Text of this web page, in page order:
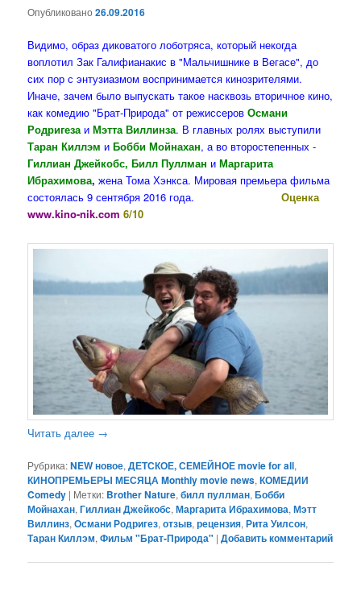
Опубликовано26.09.2016
Видимо, образ диковатого лоботряса, который некогда
воплотил Зак Галифианакис в "Мальчишнике в Вегасе", до
сих пор с энтузиазмом воспринимается кинозрителями.
Иначе, зачем было выпускать такое насквозь вторичное кино,
как комедию "Брат-Природа" от режиссеровОсмани
Родригеза и Мэтта Виллинза. В главных ролях выступили
Таран Киллэм иБобби Мойнахан, а во второстепенных -
Гиллиан Джейкобс, Билл Пуллман иМаргарита
Ибрахимова, жена Тома Хэнкса. Мировая премьера фильма
состоялась 9 сентября 2016 года.
Оценка
www.kino-nik.com6/10
Читать далее →
Рубрика:NEW новое,ДЕТСКОЕ, СЕМЕЙНОЕ movie for all,
КИНОПРЕМЬЕРЫ МЕСЯЦА Monthly movie news,КОМЕДИИ
Comedy | Метки: Brother Nature,билл пуллман,Бобби
Мойнахан,Гиллиан Джейкобс,Маргарита Ибрахимова,Мэтт
Виллинз,Османи Родригез,отзыв,рецензия,Рита Уилсон,
Таран Киллэм,Фильм "Брат-Природа" |Добавить комментарий